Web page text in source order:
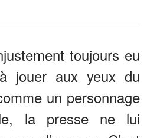
toujours eu
jouer aux yeux du
un personnage
la presse ne lui